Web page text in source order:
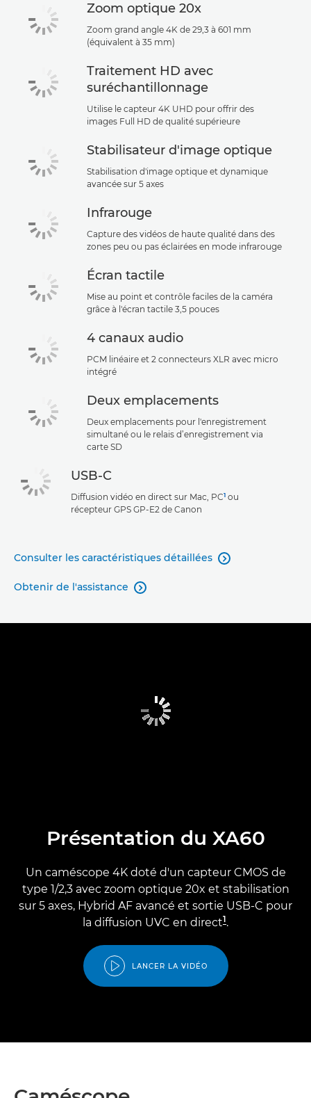
Zoom optique 20x
Zoom grand angle 4K de 29,3 à 601 mm
(équivalent à 35 mm)
Traitement HD avec
suréchantillonnage
Utilise le capteur 4K UHD pour offrir des
images Full HD de qualité supérieure
Stabilisateur d'image optique
Stabilisation d'image optique et dynamique
avancée sur 5 axes
Infrarouge
Capture des vidéos de haute qualité dans des
zones peu ou pas éclairées en mode infrarouge
Écran tactile
Mise au point et contrôle faciles de la caméra
grâce à l'écran tactile 3,5 pouces
4 canaux audio
PCM linéaire et 2 connecteurs XLR avec micro
intégré
Deux emplacements
Deux emplacements pour l'enregistrement
simultané ou le relais d’enregistrement via
carte SD
USB-C
Diffusion vidéo en direct sur Mac, PC1 ou
récepteur GPS GP-E2 de Canon
Consulter les caractéristiques détaillées 
Obtenir de l'assistance 
Présentation du XA60
Un caméscope 4K doté d'un capteur CMOS de
type 1/2,3 avec zoom optique 20x et stabilisation
sur 5 axes, Hybrid AF avancé et sortie USB-C pour
la diffusion UVC en direct1.
LANCER LA VIDÉO